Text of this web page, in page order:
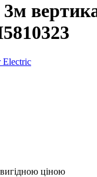
Electric
вигідною ціною